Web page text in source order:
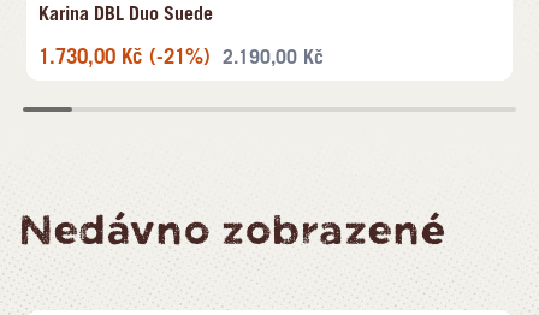
Karina DBL Duo Suede
1.730,00 Kč (-21%) 2.190,00 Kč
Nedávno zobrazené